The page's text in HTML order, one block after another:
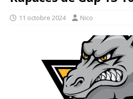
11 octobre 2024 Nico